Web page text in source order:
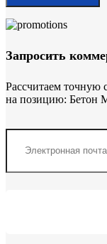
Запросить
Рассчитаем точную
на позицию: Бетон